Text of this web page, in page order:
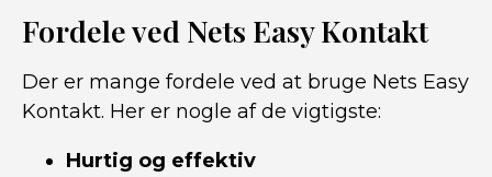
Fordele ved Nets Easy Kontakt
Der er mange fordele ved at bruge Nets Easy
Kontakt. Her er nogle af de vigtigste:
Hurtig og effektiv